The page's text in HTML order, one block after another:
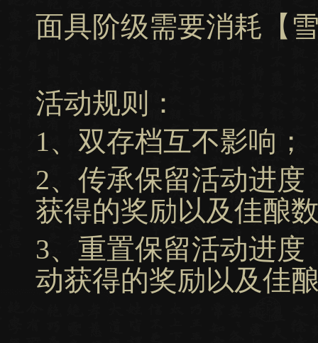
面具阶级需要消耗【
活动规则：
1、双存档互不影响；
2、传承保留活动进
获得的奖励以及佳酿
3、重置保留活动进
动获得的奖励以及佳